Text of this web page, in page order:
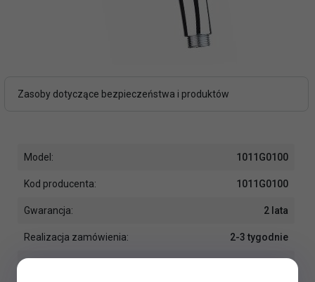
Zasoby dotyczące bezpieczeństwa i produktów
Model: 1011G0100
Kod producenta: 1011G0100
Gwarancja: 2 lata
Realizacja zamówienia: 2-3 tygodnie